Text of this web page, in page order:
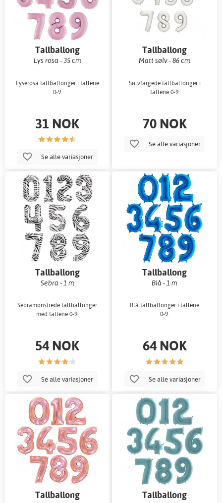
Tallballong
Lys rosa - 35 cm
Lyserosa tallballonger i tallene
0-9.
31 NOK
Se alle variasjoner
Tallballong
Matt sølv - 86 cm
Sølvfargede tallballonger i
tallene 0-9.
70 NOK
Se alle variasjoner
Tallballong
Sebra - 1 m
Sebramønstrede tallballonger
med tallene 0-9.
54 NOK
Se alle variasjoner
Tallballong
Blå - 1 m
Blå tallballonger i tallene
0-9.
64 NOK
Se alle variasjoner
Tallballong Tallballong